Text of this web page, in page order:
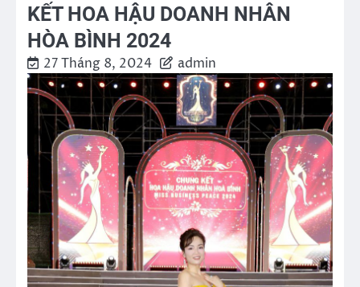
KẾT HOA HẬU DOANH NHÂN
HÒA BÌNH 2024
27 Tháng 8, 2024 admin